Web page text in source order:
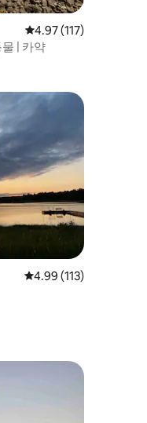
평점 4.97점(5점 만점),
4.97 (117)
| 카약
평점 4.99점(5점 만점),
4.99 (113)